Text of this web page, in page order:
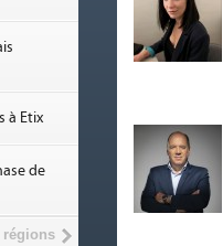
à Etix
de
régions